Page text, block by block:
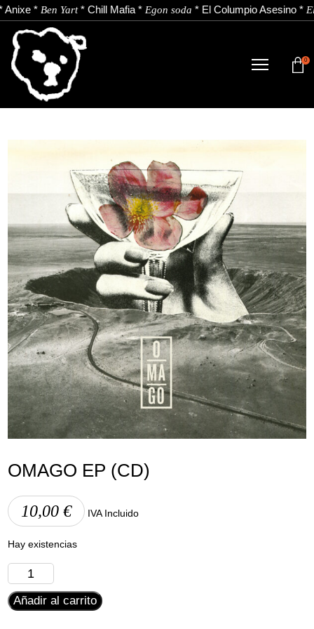
Anixe*Ben Yart*Chill Mafia*Egon soda*El Columpio Asesino*
TIENDA
NOTICIAS
CONTACTO
Instagram Youtube Spotify
EU ES
Aviso Legal Política de Cookies Política de Privacidad
0
OMAGO EP (CD)
10,00€ IVA Incluido
Hay existencias
Omago
EP
(CD)
Añadir al carrito